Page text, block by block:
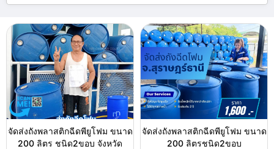
จัดส่งถังพลาสติกฉีดพียูโฟม ขนาด
200 ลิตร ชนิด2ขอบ จังหวัด
จัดส่งถังพลาสติกฉีดพียูโฟม ขนาด
200 ลิตรชนิด2ขอบ